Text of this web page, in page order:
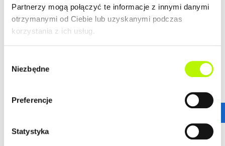
Partnerzy mogą połączyć te informacje z innymi danymi
otrzymanymi od Ciebie lub uzyskanymi podczas
korzystania z ich usług.
zgody
Niezbędne
Preferencje
Statystyka
adres IP internauty wizytującego nasze strony WWW
Data, godzina wejścia na witrynę
internetowych, możemy przechować niektóre dane w Państwa
komputerze w formie plików tzw. "cookie". Służą one do